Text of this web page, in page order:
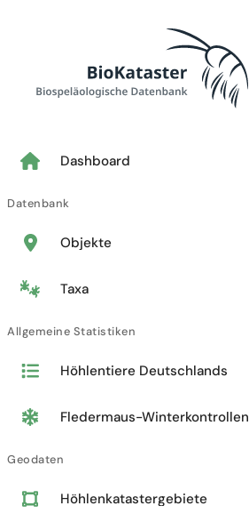
Dashboard
Datenbank
Objekte
Taxa
Allgemeine Statistiken
Höhlentiere Deutschlands
Fledermaus-Winterkontrollen
Geodaten
Höhlenkatastergebiete